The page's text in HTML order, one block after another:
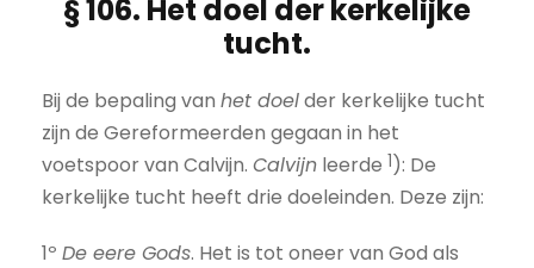
§ 106. Het doel der kerkelijke
tucht.
Bij de bepaling van het doelder kerkelijke tucht
zijn de Gereformeerden gegaan in het
voetspoor van Calvijn. Calvijn leerde 1): De
kerkelijke tucht heeft drie doeleinden. Deze zijn:
1º De eere Gods. Het is tot oneer van God als